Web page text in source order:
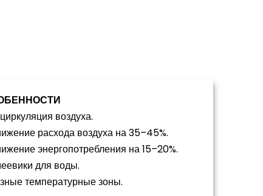
воздуха.
расхода воздуха на 35–45%.
энергопотребления на 15–20%.
для воды.
температурные зоны.